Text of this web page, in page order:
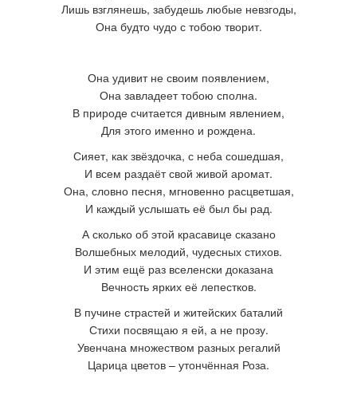
Лишь взглянешь, забудешь любые невзгоды,
Она будто чудо с тобою творит.
Она удивит не своим появлением,
Она завладеет тобою сполна.
В природе считается дивным явлением,
Для этого именно и рождена.
Сияет, как звёздочка, с неба сошедшая,
И всем раздаёт свой живой аромат.
Она, словно песня, мгновенно расцветшая,
И каждый услышать её был бы рад.
А сколько об этой красавице сказано
Волшебных мелодий, чудесных стихов.
И этим ещё раз вселенски доказана
Вечность ярких её лепестков.
В пучине страстей и житейских баталий
Стихи посвящаю я ей, а не прозу.
Увенчана множеством разных регалий
Царица цветов – утончённая Роза.